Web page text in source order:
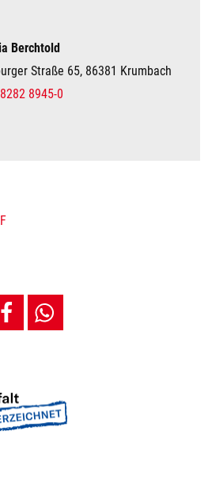
Berchtold
Straße 65, 86381 Krumbach
8945-0